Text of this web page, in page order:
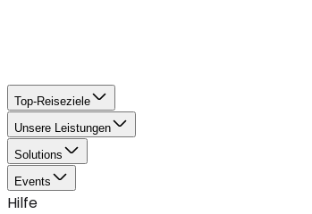
Top-Reiseziele
Unsere Leistungen
Solutions
Events
Hilfe